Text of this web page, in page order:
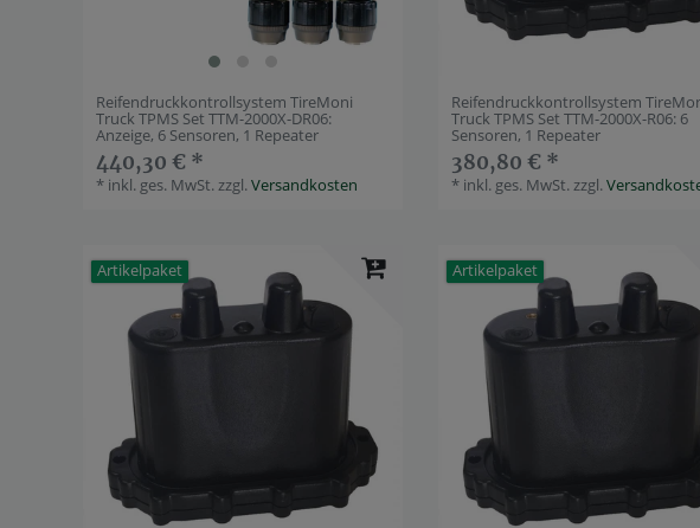
Reifendruckkontrollsystem TireMoni
Truck TPMS Set TTM-2000X-DR06:
Anzeige, 6 Sensoren, 1 Repeater
440,30 € *
* inkl. ges. MwSt.zzgl.Versandkosten
Reifendruckkontrollsystem
Truck TPMS Set TTM-2000X-R06: 6
Sensoren, 1 Repeater
380,80 € *
* inkl. ges. MwSt.zzgl.
Artikelpaket Artikelpaket